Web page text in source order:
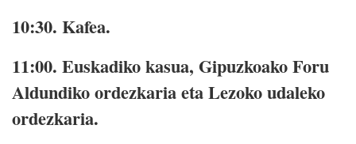
10:30. Kafea.
11:00. Euskadiko kasua, Gipuzkoako Foru
Aldundiko ordezkaria eta Lezoko udaleko
ordezkaria.